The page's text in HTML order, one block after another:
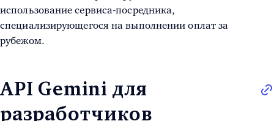
использование сервиса-посредника,
специализирующегося на выполнении оплат за
рубежом.
API Gemini для
разработчиков